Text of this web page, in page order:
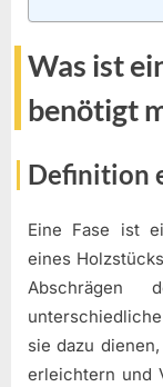
Was ist
benötigt
Definition
Eine Fase ist
eines
sie dazu
erleichtern und